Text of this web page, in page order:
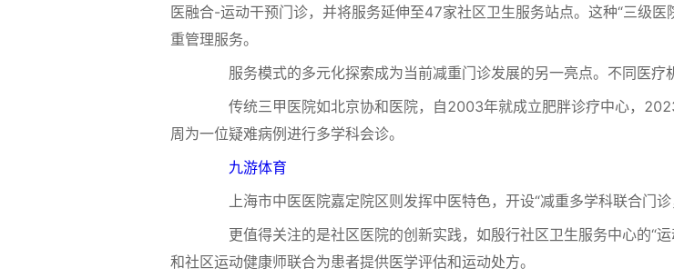
医融合-运动干预门诊，并将服务延伸至47家社区卫生服务站点。这种“三级
重管理服务。
服务模式的多元化探索成为当前减重门诊发展的另一亮点。不同医疗
传统三甲医院如北京协和医院，自2003年就成立肥胖诊疗中心，
周为一位疑难病例进行多学科会诊。
九游体育
上海市中医医院嘉定院区则发挥中医特色，开设“减重多学科联合门诊
更值得关注的是社区医院的创新实践，如殷行社区卫生服务中心的“
和社区运动健康师联合为患者提供医学评估和运动处方。